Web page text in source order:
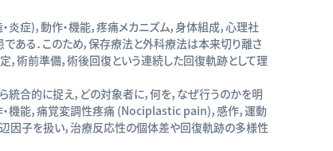
症)，動作・機能，疼痛メカニズム，身体組成，心理社
ある．このため，保存療法と外科療法は本来切り離さ
，術前準備，術後回復という連続した回復軌跡として理
統合的に捉え，どの対象者に，何を，なぜ行うのかを明
機能，痛覚変調性疼痛 (Nociplastic pain)，感作，運動
因子を扱い，治療反応性の個体差や回復軌跡の多様性